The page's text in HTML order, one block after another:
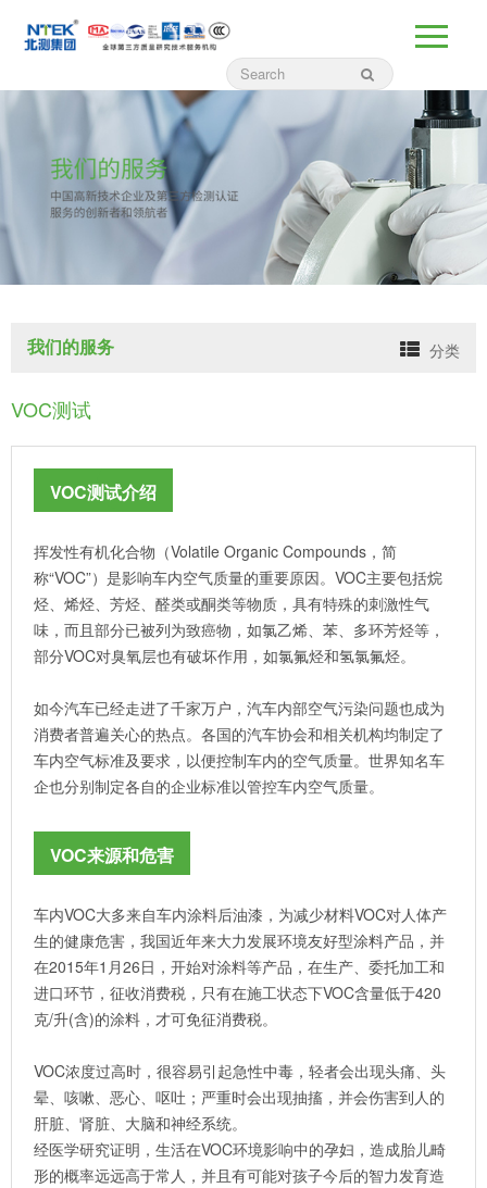
我们的服务 分类
VOC测试
VOC测试介绍
挥发性有机化合物（Volatile Organic Compounds，简
称“VOC”）是影响车内空气质量的重要原因。VOC主要包括烷
烃、烯烃、芳烃、醛类或酮类等物质，具有特殊的刺激性气
味，而且部分已被列为致癌物，如氯乙烯、苯、多环芳烃等，
部分VOC对臭氧层也有破坏作用，如氯氟烃和氢氯氟烃。
如今汽车已经走进了千家万户，汽车内部空气污染问题也成为
消费者普遍关心的热点。各国的汽车协会和相关机构均制定了
车内空气标准及要求，以便控制车内的空气质量。世界知名车
企也分别制定各自的企业标准以管控车内空气质量。
VOC来源和危害
车内VOC大多来自车内涂料后油漆，为减少材料VOC对人体产
生的健康危害，我国近年来大力发展环境友好型涂料产品，并
在2015年1月26日，开始对涂料等产品，在生产、委托加工和
进口环节，征收消费税，只有在施工状态下VOC含量低于420
克/升(含)的涂料，才可免征消费税。
VOC浓度过高时，很容易引起急性中毒，轻者会出现头痛、头
晕、咳嗽、恶心、呕吐；严重时会出现抽搐，并会伤害到人的
肝脏、肾脏、大脑和神经系统。
经医学研究证明，生活在VOC环境影响中的孕妇，造成胎儿畸
形的概率远远高于常人，并且有可能对孩子今后的智力发育造